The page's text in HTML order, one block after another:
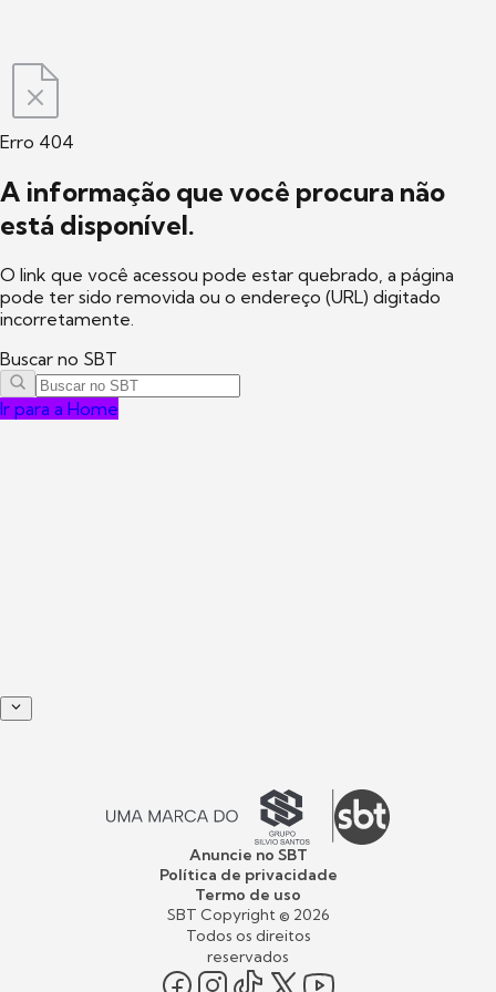
Erro 404
A informação que você procura não
está disponível.
O link que você acessou pode estar quebrado, a página
pode ter sido removida ou o endereço (URL) digitado
incorretamente.
Buscar no SBT
Ir para a Home
Anuncie no SBT
Política de privacidade
Termo de uso
SBT Copyright © 2026
Todos os direitos
reservados